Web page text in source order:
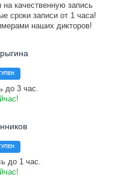
качественную запись
сроки записи от 1 часа!
наших дикторов!
до 3 час.
до 1 час.